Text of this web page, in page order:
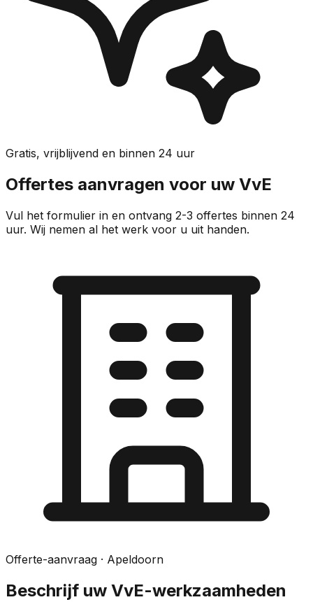
Gratis, vrijblijvend en binnen 24 uur
Offertes aanvragen voor uw VvE
Vul het formulier in en ontvang 2-3 offertes binnen 24
uur. Wij nemen al het werk voor u uit handen.
Offerte-aanvraag · Apeldoorn
Beschrijf uw VvE-werkzaamheden